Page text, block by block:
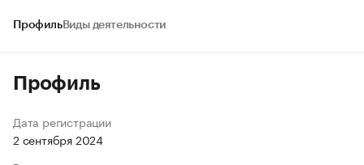
ПрофильВиды деятельности
Профиль
Дата регистрации
2 сентября 2024